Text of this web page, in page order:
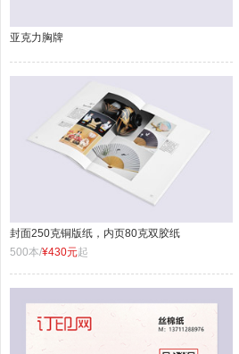
亚克力胸牌
封面250克铜版纸，内页80克双胶纸
500本/¥430元起